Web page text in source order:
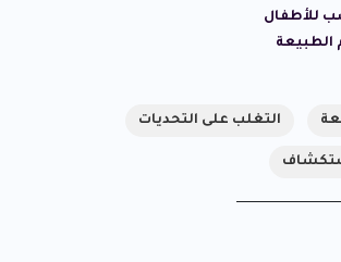
للأطفال
الطبيعة
التغلب على التحديات